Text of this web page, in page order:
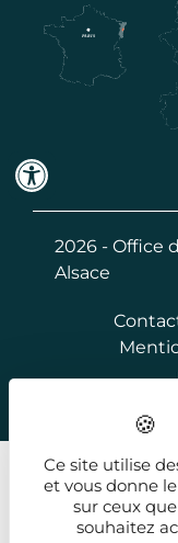
2026 - Office
Alsace
Ce site utilise
et vous donne
sur ceux
souhaitez